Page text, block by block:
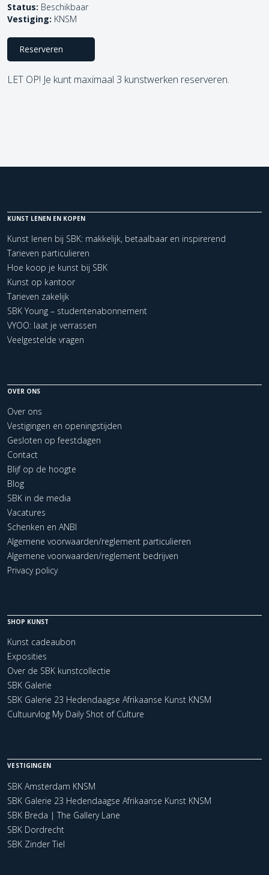
Status: Beschikbaar
Vestiging: KNSM
Reserveren
LET OP! Je kunt maximaal 3 kunstwerken reserveren.
KUNST LENEN EN KOPEN
Kunst lenen bij SBK: makkelijk, betaalbaar en inspirerend
Tarieven particulieren
Hoe koop je kunst bij SBK
Kunst op kantoor
Tarieven zakelijk
SBK Young – studentenabonnement
VYOO: laat je verrassen
Veelgestelde vragen
OVER ONS
Over ons
Vestigingen en openingstijden
Gesloten op feestdagen
Contact
Blijf op de hoogte
Blog
SBK in de media
Vacatures
Schenken en ANBI
Algemene voorwaarden/reglement particulieren
Algemene voorwaarden/reglement bedrijven
Privacy policy
SHOP KUNST
Kunst cadeaubon
Exposities
Over de SBK kunstcollectie
SBK Galerie
SBK Galerie 23 Hedendaagse Afrikaanse Kunst KNSM
Cultuurvlog My Daily Shot of Culture
VESTIGINGEN
SBK Amsterdam KNSM
SBK Galerie 23 Hedendaagse Afrikaanse Kunst KNSM
SBK Breda | The Gallery Lane
SBK Dordrecht
SBK Zinder Tiel